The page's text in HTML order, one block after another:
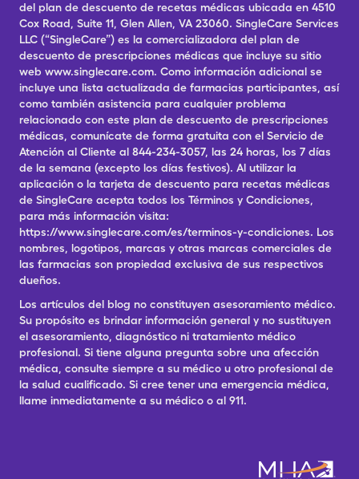
del plan de descuento de recetas médicas ubicada en 4510
Cox Road, Suite 11, Glen Allen, VA 23060. SingleCare Services
LLC (“SingleCare”) es la comercializadora del plan de
descuento de prescripciones médicas que incluye su sitio
web www.singlecare.com. Como información adicional se
incluye una lista actualizada de farmacias participantes, así
como también asistencia para cualquier problema
relacionado con este plan de descuento de prescripciones
médicas, comunícate de forma gratuita con el Servicio de
Atención al Cliente al 844-234-3057, las 24 horas, los 7 días
de la semana (excepto los días festivos). Al utilizar la
aplicación o la tarjeta de descuento para recetas médicas
de SingleCare acepta todos los Términos y Condiciones,
para más información visita:
https://www.singlecare.com/es/terminos-y-condiciones. Los
nombres, logotipos, marcas y otras marcas comerciales de
las farmacias son propiedad exclusiva de sus respectivos
dueños.
Los artículos del blog no constituyen asesoramiento médico.
Su propósito es brindar información general y no sustituyen
el asesoramiento, diagnóstico ni tratamiento médico
profesional. Si tiene alguna pregunta sobre una afección
médica, consulte siempre a su médico u otro profesional de
la salud cualificado. Si cree tener una emergencia médica,
llame inmediatamente a su médico o al 911.